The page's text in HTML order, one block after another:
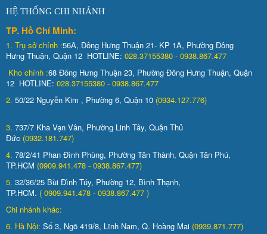
HỆ THỐNG CHI NHÁNH
TP. Hồ Chí Minh:
1. Trụ sở chính :56A, Đông Hưng Thuận 21- KP 1A, Phường Đông
Hưng Thuận, Quận 12 HOTLINE: 028.37155380 - 0938.867.477
Kho chính :68 Đông Hưng Thuận 23, Phường Đông Hưng Thuận, Quận
12 HOTLINE: 028.37155380 - 0938.867.477
2. 50/22 Nguyễn Kim , Phường 6, Quận 10 (0934.127.776)
3. 737/7 Kha Vạn Vân, Phường Linh Tây, Quận Thủ
Đức (0932.181.747)
4. 78/2/41 Phan Đình Phùng, Phường Tân Thành, Quận Tân Phú,
TP.HCM (0909.941.478 - 0938.867.477)
5. 32/36/25 Bùi Đình Túy, Phường 12, Bình Thạnh,
TP.HCM. ( 0909.941.478 - 0938.867.477 )
Chi nhánh khác:
6. Hà Nội: Số 3, Ngõ 419/8, Lĩnh Nam, Q. Hoàng Mai (0939.871.777)